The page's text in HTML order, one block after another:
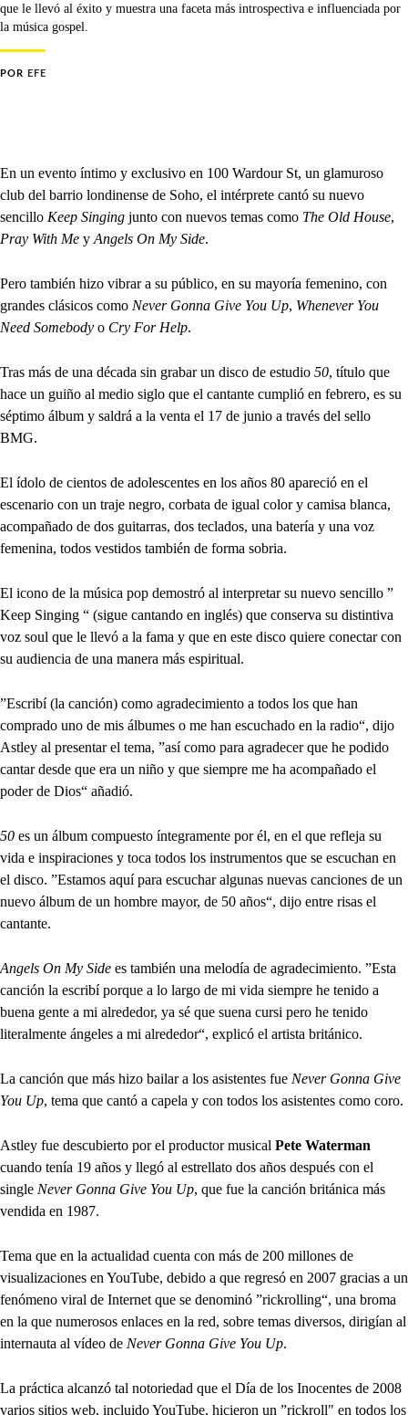
que le llevó al éxito y muestra una faceta más introspectiva e influenciada por
la música gospel.
POR EFE
En un evento íntimo y exclusivo en 100 Wardour St, un glamuroso
club del barrio londinense de Soho, el intérprete cantó su nuevo
sencillo Keep Singing junto con nuevos temas como The Old House,
Pray With Me y Angels On My Side.
Pero también hizo vibrar a su público, en su mayoría femenino, con
grandes clásicos como Never Gonna Give You Up, Whenever You
Need Somebody o Cry For Help.
Tras más de una década sin grabar un disco de estudio 50, título que
hace un guiño al medio siglo que el cantante cumplió en febrero, es su
séptimo álbum y saldrá a la venta el 17 de junio a través del sello
BMG.
El ídolo de cientos de adolescentes en los años 80 apareció en el
escenario con un traje negro, corbata de igual color y camisa blanca,
acompañado de dos guitarras, dos teclados, una batería y una voz
femenina, todos vestidos también de forma sobria.
El icono de la música pop demostró al interpretar su nuevo sencillo ”
Keep Singing “ (sigue cantando en inglés) que conserva su distintiva
voz soul que le llevó a la fama y que en este disco quiere conectar con
su audiencia de una manera más espiritual.
”Escribí (la canción) como agradecimiento a todos los que han
comprado uno de mis álbumes o me han escuchado en la radio“, dijo
Astley al presentar el tema, ”así como para agradecer que he podido
cantar desde que era un niño y que siempre me ha acompañado el
poder de Dios“ añadió.
50 es un álbum compuesto íntegramente por él, en el que refleja su
vida e inspiraciones y toca todos los instrumentos que se escuchan en
el disco. ”Estamos aquí para escuchar algunas nuevas canciones de un
nuevo álbum de un hombre mayor, de 50 años“, dijo entre risas el
cantante.
Angels On My Side es también una melodía de agradecimiento. ”Esta
canción la escribí porque a lo largo de mi vida siempre he tenido a
buena gente a mi alrededor, ya sé que suena cursi pero he tenido
literalmente ángeles a mi alrededor“, explicó el artista británico.
La canción que más hizo bailar a los asistentes fue Never Gonna Give
You Up, tema que cantó a capela y con todos los asistentes como coro.
Astley fue descubierto por el productor musical Pete Waterman
cuando tenía 19 años y llegó al estrellato dos años después con el
single Never Gonna Give You Up, que fue la canción británica más
vendida en 1987.
Tema que en la actualidad cuenta con más de 200 millones de
visualizaciones en YouTube, debido a que regresó en 2007 gracias a un
fenómeno viral de Internet que se denominó ”rickrolling“, una broma
en la que numerosos enlaces en la red, sobre temas diversos, dirigían al
internauta al vídeo de Never Gonna Give You Up.
La práctica alcanzó tal notoriedad que el Día de los Inocentes de 2008
varios sitios web, incluido YouTube, hicieron un ”rickroll" en todos los